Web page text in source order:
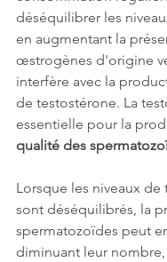
déséquilibrer les
en augmentant la
œstrogènes d'origine
interfère avec la
de testostérone. La
essentielle pour la
qualité des
Lorsque les niveaux de
sont déséquilibrés, la
spermatozoïdes peut
diminuant leur